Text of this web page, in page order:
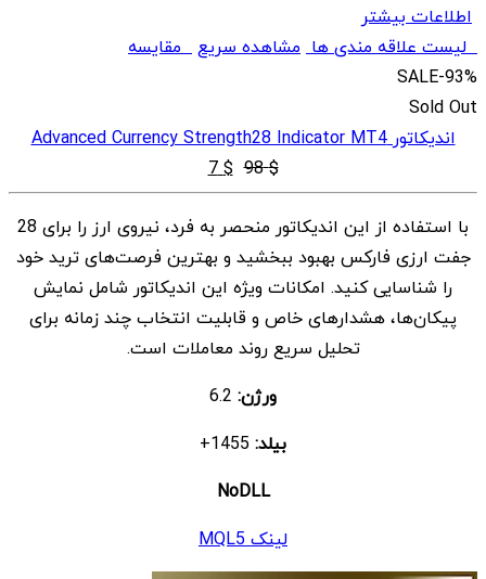
اطلاعات بیشتر
لیست علاقه مندی ها مشاهده سریعمقایسه
SALE-93%
Sold Out
اندیکاتور Advanced Currency Strength28 Indicator MT4
$
98
قیمت
اصلی
$ 98
بود.
$
7 قیمت
فعلی
$ 7
است.
با استفاده از این اندیکاتور منحصر به فرد، نیروی ارز را برای 28
جفت ارزی فارکس بهبود ببخشید و بهترین فرصت‌های ترید خود
را شناسایی کنید. امکانات ویژه این اندیکاتور شامل نمایش
پیکان‌ها، هشدارهای خاص و قابلیت انتخاب چند زمانه برای
تحلیل سریع روند معاملات است.
ورژن:
بیلد:
NoDLL
لینک MQL5